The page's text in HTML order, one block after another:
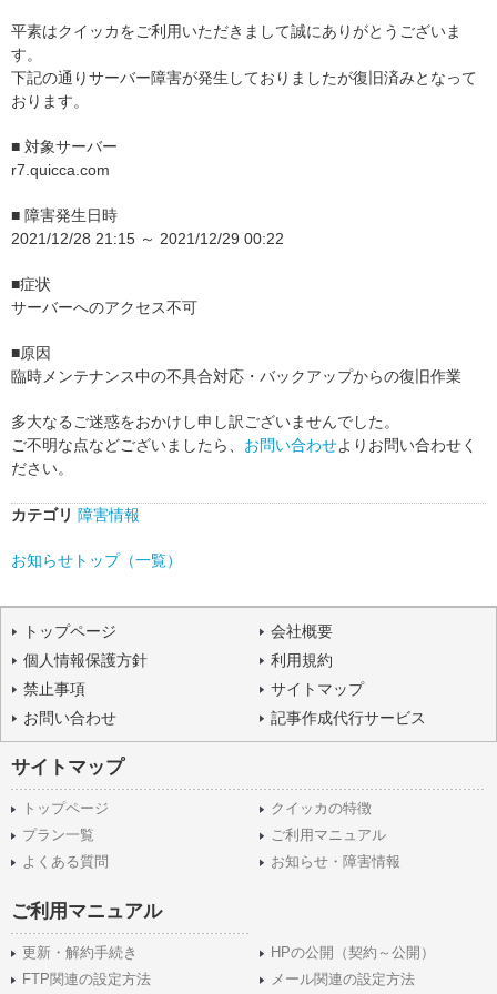
平素はクイッカをご利用いただきまして誠にありがとうございま
す。
下記の通りサーバー障害が発生しておりましたが復旧済みとなって
おります。
■ 対象サーバー
r7.quicca.com
■ 障害発生日時
2021/12/28 21:15 ～ 2021/12/29 00:22
■症状
サーバーへのアクセス不可
■原因
臨時メンテナンス中の不具合対応・バックアップからの復旧作業
多大なるご迷惑をおかけし申し訳ございませんでした。
ご不明な点などございましたら、 お問い合わせよりお問い合わせく
ださい。
カテゴリ 障害情報
お知らせトップ（一覧）
トップページ
会社概要
個人情報保護方針
利用規約
禁止事項
サイトマップ
お問い合わせ
記事作成代行サービス
サイトマップ
トップページ
クイッカの特徴
プラン一覧
ご利用マニュアル
よくある質問
お知らせ・障害情報
ご利用マニュアル
更新・解約手続き
HPの公開（契約～公開）
FTP関連の設定方法
メール関連の設定方法